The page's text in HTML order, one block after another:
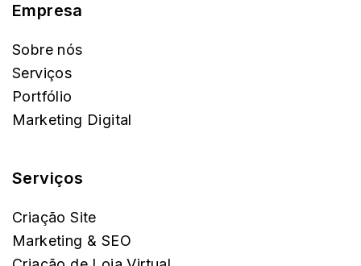
Empresa
Sobre nós
Serviços
Portfólio
Marketing Digital
Serviços
Criação Site
Marketing & SEO